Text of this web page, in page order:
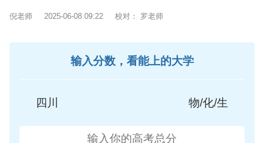
倪老师 2025-06-08 09:22 校对： 罗老师
输入分数，看能上的大学
四川 物/化/生